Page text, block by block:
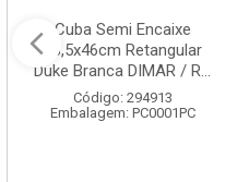
Cuba Semi Encaixe
58,5x46cm Retangular
Duke Branca DIMAR / R...
Código: 294913
Embalagem: PC0001PC